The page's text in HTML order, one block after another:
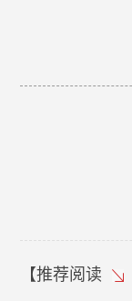
【推荐阅读